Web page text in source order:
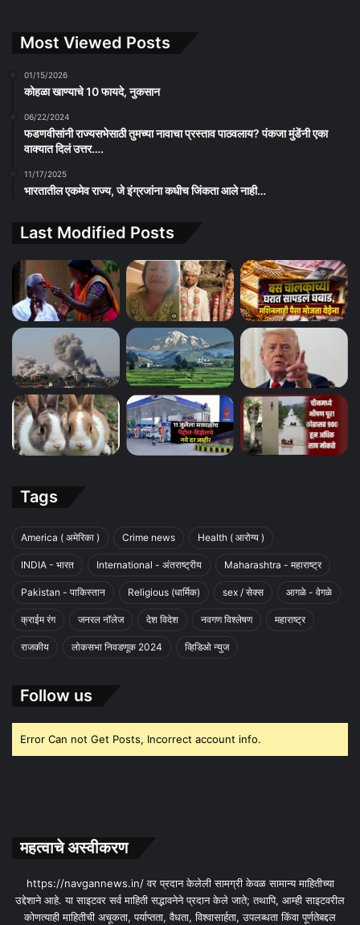
Most Viewed Posts
01/15/2026
कोहळा खाण्याचे 10 फायदे, नुकसान
06/22/2024
फडणवीसांनी राज्यसभेसाठी तुमच्या नावाचा प्रस्ताव पाठवलाय? पंकजा मुंडेंनी एका
वाक्यात दिलं उत्तर….
11/17/2025
भारतातील एकमेव राज्य, जे इंग्रजांना कधीच जिंकता आले नाही…
Last Modified Posts
Tags
America ( अमेरिका ) Crime news Health ( आरोग्य )
INDIA - भारत International - अंतराष्ट्रीय Maharashtra - महाराष्ट्र
Pakistan - पाकिस्तान Religious (धार्मिक) sex / सेक्स आगळे - वेगळे
क्राईम रंग जनरल नॉलेज देश विदेश नवगण विश्लेषण महाराष्ट्र
राजकीय लोकसभा निवडणूक 2024 व्हिडिओ न्युज
Follow us
Error Can not Get Posts, Incorrect account info.
महत्वाचे अस्वीकरण
https://navgannews.in/ वर प्रदान केलेली सामग्री केवळ सामान्य माहितीच्या
उद्देशाने आहे. या साइटवर सर्व माहिती सद्भावनेने प्रदान केले जाते; तथापि, आम्ही साइटवरील
कोणत्याही माहितीची अचूकता, पर्याप्तता, वैधता, विश्वासार्हता, उपलब्धता किंवा पूर्णतेबद्दल